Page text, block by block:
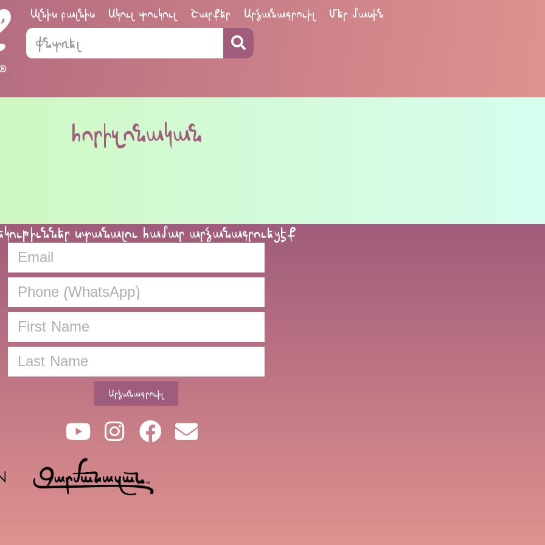
Ալնիս բալնիս Ակուլ տուկուլ Շարքեր Արձանագրուիլ Մեր մասին
հորիզոնական
ստանալու համար արձանագրուեցէք
Արձանագրուիլ